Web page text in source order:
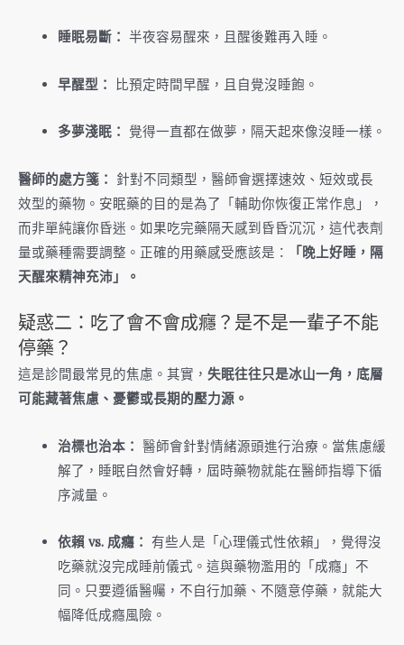
睡眠易斷： 半夜容易醒來，且醒後難再入睡。
早醒型： 比預定時間早醒，且自覺沒睡飽。
多夢淺眠： 覺得一直都在做夢，隔天起來像沒睡一樣。
醫師的處方箋： 針對不同類型，醫師會選擇速效、短效或長
效型的藥物。安眠藥的目的是為了「輔助你恢復正常作息」，
而非單純讓你昏迷。如果吃完藥隔天感到昏昏沉沉，這代表劑
量或藥種需要調整。正確的用藥感受應該是：
「晚上好睡，隔
天醒來精神充沛」。
疑惑二：吃了會不會成癮？是不是一輩子不能
停藥？
這是診間最常見的焦慮。其實， 失眠往往只是冰山一角，底層
可能藏著焦慮、憂鬱或長期的壓力源。
治標也治本： 醫師會針對情緒源頭進行治療。當焦慮緩
解了，睡眠自然會好轉，屆時藥物就能在醫師指導下循
序減量。
依賴 vs. 成癮： 有些人是「心理儀式性依賴」，覺得沒
吃藥就沒完成睡前儀式。這與藥物濫用的「成癮」不
同。只要遵循醫囑，不自行加藥、不隨意停藥，就能大
幅降低成癮風險。